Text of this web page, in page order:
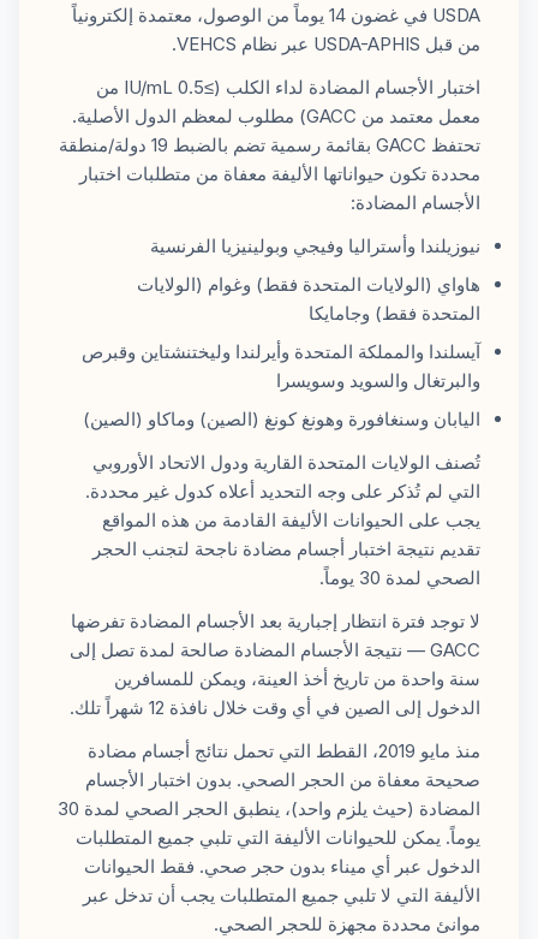
USDA في غضون 14 يوماً من الوصول، معتمدة إلكترونياً
من قبل USDA-APHIS عبر نظام VEHCS.
اختبار الأجسام المضادة لداء الكلب (≥0.5 IU/mL من
معمل معتمد من GACC) مطلوب لمعظم الدول الأصلية.
تحتفظ GACC بقائمة رسمية تضم بالضبط 19 دولة/منطقة
محددة تكون حيواناتها الأليفة معفاة من متطلبات اختبار
الأجسام المضادة:
نيوزيلندا وأستراليا وفيجي وبولينيزيا الفرنسية
هاواي (الولايات المتحدة فقط) وغوام (الولايات
المتحدة فقط) وجامايكا
آيسلندا والمملكة المتحدة وأيرلندا وليختنشتاين وقبرص
والبرتغال والسويد وسويسرا
اليابان وسنغافورة وهونغ كونغ (الصين) وماكاو (الصين)
تُصنف الولايات المتحدة القارية ودول الاتحاد الأوروبي
التي لم تُذكر على وجه التحديد أعلاه كدول غير محددة.
يجب على الحيوانات الأليفة القادمة من هذه المواقع
تقديم نتيجة اختبار أجسام مضادة ناجحة لتجنب الحجر
الصحي لمدة 30 يوماً.
لا توجد فترة انتظار إجبارية بعد الأجسام المضادة تفرضها
GACC — نتيجة الأجسام المضادة صالحة لمدة تصل إلى
سنة واحدة من تاريخ أخذ العينة، ويمكن للمسافرين
الدخول إلى الصين في أي وقت خلال نافذة 12 شهراً تلك.
منذ مايو 2019، القطط التي تحمل نتائج أجسام مضادة
صحيحة معفاة من الحجر الصحي. بدون اختبار الأجسام
المضادة (حيث يلزم واحد)، ينطبق الحجر الصحي لمدة 30
يوماً. يمكن للحيوانات الأليفة التي تلبي جميع المتطلبات
الدخول عبر أي ميناء بدون حجر صحي. فقط الحيوانات
الأليفة التي لا تلبي جميع المتطلبات يجب أن تدخل عبر
موانئ محددة مجهزة للحجر الصحي.